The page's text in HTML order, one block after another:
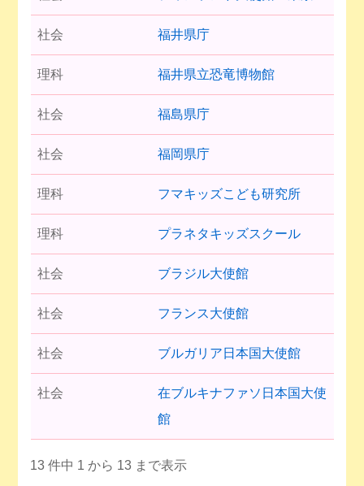
社会 福井県庁
理科 福井県立恐竜博物館
社会 福島県庁
社会 福岡県庁
理科 フマキッズこども研究所
理科 プラネタキッズスクール
社会 ブラジル大使館
社会 フランス大使館
社会 ブルガリア日本国大使館
社会
在ブルキナファソ日本国大使
館
13 件中 1 から 13 まで表示